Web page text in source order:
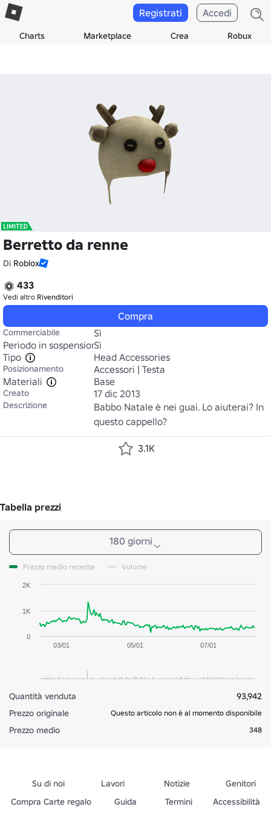
Charts Marketplace Crea Robux
Registrati Accedi
Berretto da renne
Di Roblox
433
Vedi altro Rivenditori
Compra
Commerciabile
Sì
Periodo in sospensione
Sì
Tipo
Head Accessories
Posizionamento
Accessori | Testa
Materiali
Base
Creato 17 dic 2013
Descrizione
Babbo Natale è nei guai. Lo aiuterai? In
questo cappello?
3.1K
Tabella prezzi
180 giorni
Prezzo medio recente Volume
03/01 05/01 07/01
0
1K
2K
Quantità venduta
93,942
Prezzo originale
Questo articolo non è al momento disponibile
Prezzo medio 348
Su di noi Lavori Notizie
Genitori
Compra Carte regalo
Guida Termini
Accessibilità